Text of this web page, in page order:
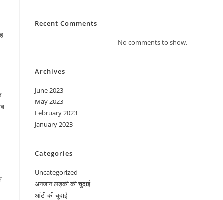
Recent Comments
No comments to show.
Archives
June 2023
May 2023
February 2023
January 2023
Categories
Uncategorized
अनजान लड़की की चुदाई
आंटी की चुदाई